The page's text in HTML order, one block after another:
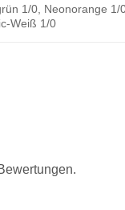
1/0, Neonorange 1/
Weiß 1/0